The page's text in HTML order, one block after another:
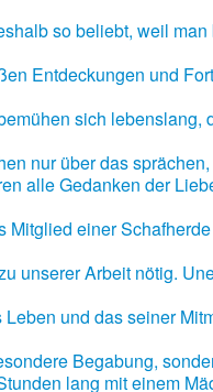
so beliebt, weil
Entdeckungen und
sich lebenslang,
nur über das
alle Gedanken der
Mitglied einer
unserer Arbeit nötig.
und das seiner
Begabung,
lang mit einem